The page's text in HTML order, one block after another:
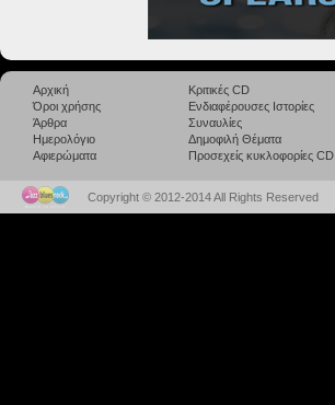
Αρχική
Όροι χρήσης
Άρθρα
Ημερολόγιο
Αφιερώματα
Κριτικές CD
Ενδιαφέρουσες Ιστορίες
Συναυλίες
Δημοφιλή Θέματα
Προσεχείς κυκλοφορίες CD
Copyright © 2012-2014 All Rights Reserved